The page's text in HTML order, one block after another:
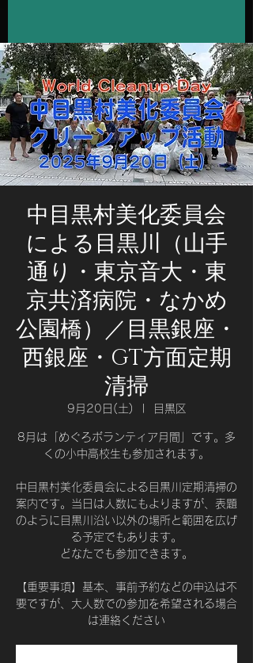
中目黒村美化委員会
による目黒川（山手
通り・東京音大・東
京共済病院・なかめ
公園橋）／目黒銀座・
西銀座・GT方面定期
清掃
9月20日(土) 目黒区
8月は「めぐろボランティア月間」です。多
くの小中高校生も参加されます。
中目黒村美化委員会による目黒川定期清掃の
案内です。当日は人数にもよりますが、表題
のように目黒川沿い以外の場所と範囲を広げ
る予定でもあります。
どなたでも参加できます。
【重要事項】基本、事前予約などの申込は不
要ですが、大人数での参加を希望される場合
は連絡ください